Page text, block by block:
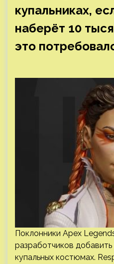
купальниках,
наберёт 10
это
Поклонники Apex
разработчиков добавить
купальных костюмах.